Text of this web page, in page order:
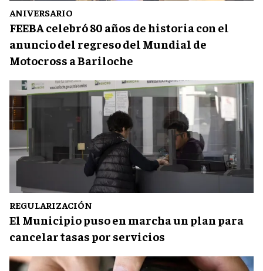
ANIVERSARIO
FEEBA celebró 80 años de historia con el
anuncio del regreso del Mundial de
Motocross a Bariloche
REGULARIZACIÓN
El Municipio puso en marcha un plan para
cancelar tasas por servicios